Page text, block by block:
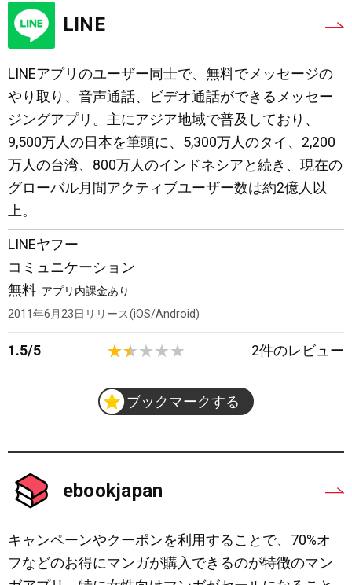
LINE
LINEアプリのユーザー同士で、無料でメッセージの
やり取り、音声通話、ビデオ通話ができるメッセー
ジングアプリ。主にアジア地域で普及しており、
9,500万人の日本を筆頭に、5,300万人のタイ、2,200
万人の台湾、800万人のインドネシアと続き、現在の
グローバル月間アクティブユーザー数は約2億人以
上。
LINEヤフー
コミュニケーション
無料 アプリ内課金あり
2011年6月23日 リリース iOS/Android
1.5/5 2件のレビュー
ブックマークする
ebookjapan
キャンペーンやクーポンを利用することで、70%オ
フなどのお得にマンガが購入できるのが特徴のマン